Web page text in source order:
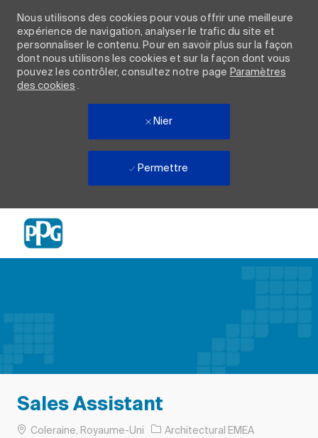
Nous utilisons des cookies pour vous offrir une meilleure
expérience de navigation, analyser le trafic du site et
personnaliser le contenu. Pour en savoir plus sur la façon
dont nous utilisons les cookies et sur la façon dont vous
pouvez les contrôler, consultez notre page Paramètres
des cookies .
Nier
Permettre
Sales Assistant
Emplacement
Coleraine, Royaume-Uni
Architectural EMEA